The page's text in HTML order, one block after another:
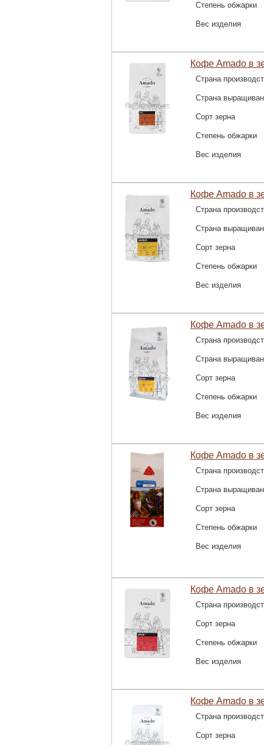
Степень обжарки
Вес изделия
Кофе Amado в
Страна
Страна
Сорт зерна
Степень обжарки
Вес изделия
Кофе Amado в
Страна
Страна
Сорт зерна
Степень обжарки
Вес изделия
Кофе Amado в
Страна
Страна
Сорт зерна
Степень обжарки
Вес изделия
Кофе Amado в
Страна
Страна
Сорт зерна
Степень обжарки
Вес изделия
Кофе Amado в
Страна
Сорт зерна
Степень обжарки
Вес изделия
Кофе Amado в
Страна
Сорт зерна